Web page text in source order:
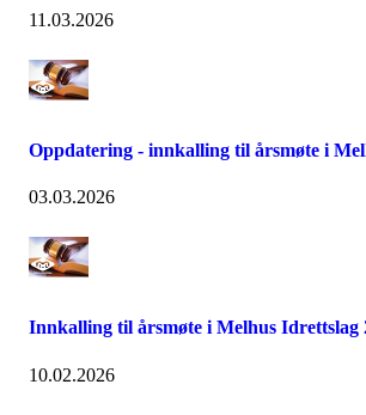
11.03.2026
Oppdatering - innkalling til årsmøte i
03.03.2026
Innkalling til årsmøte i Melhus Idrettslag
10.02.2026